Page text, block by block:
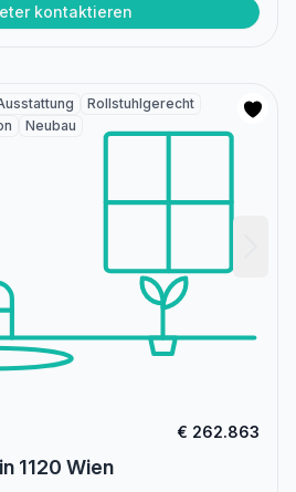
kontaktieren
Rollstuhlgerecht
Neubau
€ 262.863
1120 Wien